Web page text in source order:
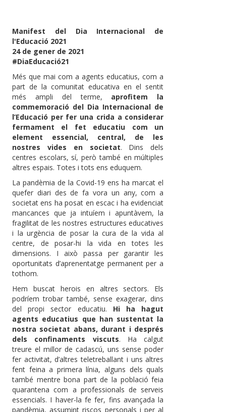
Manifest del Dia Internacional de
l'Educació 2021
24 de gener de 2021
#DiaEducació21
Més que mai com a agents educatius, com a
part de la comunitat educativa en el sentit
més ampli del terme, aprofitem la
commemoració del Dia Internacional de
l’Educació per fer una crida a considerar
fermament el fet educatiu com un
element essencial, central, de les
nostres vides en societat. Dins dels
centres escolars, sí, però també en múltiples
altres espais. Totes i tots ens eduquem.
La pandèmia de la Covid-19 ens ha marcat el
quefer diari des de fa vora un any, com a
societat ens ha posat en escac i ha evidenciat
mancances que ja intuíem i apuntàvem, la
fragilitat de les nostres estructures educatives
i la urgència de posar la cura de la vida al
centre, de posar-hi la vida en totes les
dimensions. I això passa per garantir les
oportunitats d’aprenentatge permanent per a
tothom.
Hem buscat herois en altres sectors. Els
podríem trobar també, sense exagerar, dins
del propi sector educatiu. Hi ha hagut
agents educatius que han sustentat la
nostra societat abans, durant i després
dels confinaments viscuts. Ha calgut
treure el millor de cadascú, uns sense poder
fer activitat, d’altres teletreballant i uns altres
fent feina a primera línia, alguns dels quals
també mentre bona part de la població feia
quarantena com a professionals de serveis
essencials. I haver-la fe fer, fins avançada la
pandèmia, assumint riscos personals i per al